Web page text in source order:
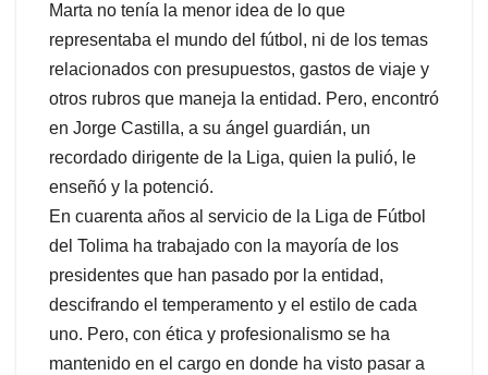
Marta no tenía la menor idea de lo que
representaba el mundo del fútbol, ni de los temas
relacionados con presupuestos, gastos de viaje y
otros rubros que maneja la entidad. Pero, encontró
en Jorge Castilla, a su ángel guardián, un
recordado dirigente de la Liga, quien la pulió, le
enseñó y la potenció.
En cuarenta años al servicio de la Liga de Fútbol
del Tolima ha trabajado con la mayoría de los
presidentes que han pasado por la entidad,
descifrando el temperamento y el estilo de cada
uno. Pero, con ética y profesionalismo se ha
mantenido en el cargo en donde ha visto pasar a